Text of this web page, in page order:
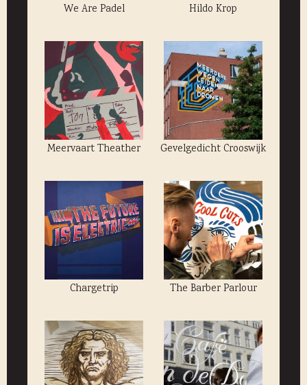
We Are Padel Hildo Krop
Meervaart Theather Gevelgedicht Crooswijk
Chargetrip The Barber Parlour